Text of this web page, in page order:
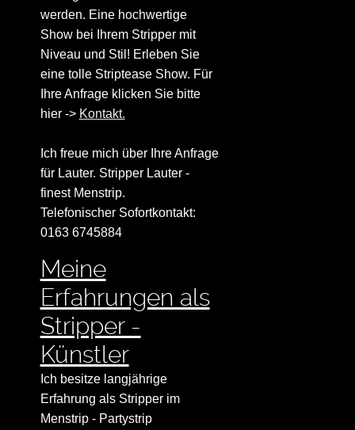
werden. Eine hochwertige
Show bei Ihrem Stripper mit
Niveau und Stil! Erleben Sie
eine tolle Striptease Show. Für
Ihre Anfrage klicken Sie bitte
hier -> Kontakt.
Ich freue mich über Ihre Anfrage
für Lauter. Stripper Lauter -
finest Menstrip.
Telefonischer Sofortkontakt:
0163 6745884
Meine
Erfahrungen als
Stripper -
Künstler
Ich besitze langjährige
Erfahrung als Stripper im
Menstrip - Partystrip